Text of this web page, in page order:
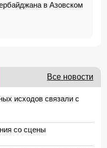
в Азовском
Все новости
исходов связали с
со сцены